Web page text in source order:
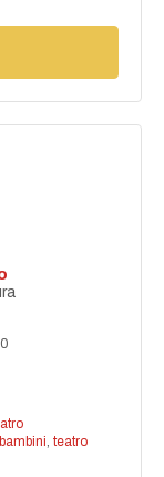
, teatro